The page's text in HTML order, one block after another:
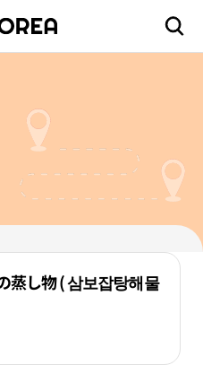
蒸し物 ( 삼보잡탕해물